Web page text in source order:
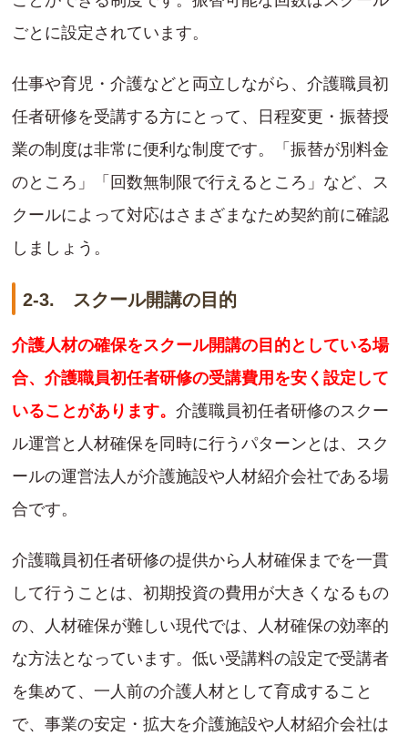
ごとに設定されています。
仕事や育児・介護などと両立しながら、介護職員初
任者研修を受講する方にとって、日程変更・振替授
業の制度は非常に便利な制度です。「振替が別料金
のところ」「回数無制限で行えるところ」など、ス
クールによって対応はさまざまなため契約前に確認
しましょう。
2-3. スクール開講の目的
介護人材の確保をスクール開講の目的としている場
合、介護職員初任者研修の受講費用を安く設定して
いることがあります。 介護職員初任者研修のスクー
ル運営と人材確保を同時に行うパターンとは、スク
ールの運営法人が介護施設や人材紹介会社である場
合です。
介護職員初任者研修の提供から人材確保までを一貫
して行うことは、初期投資の費用が大きくなるもの
の、人材確保が難しい現代では、人材確保の効率的
な方法となっています。低い受講料の設定で受講者
を集めて、一人前の介護人材として育成すること
で、事業の安定・拡大を介護施設や人材紹介会社は